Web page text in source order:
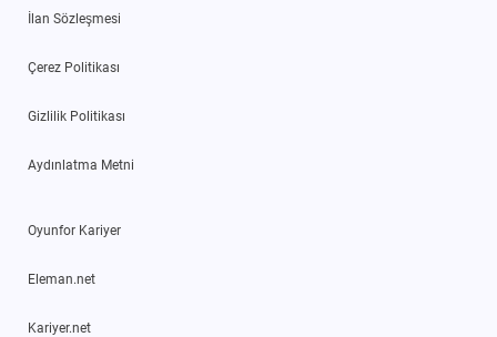
İlan Sözleşmesi
Çerez Politikası
Gizlilik Politikası
Aydınlatma Metni
Oyunfor Kariyer
Eleman.net
Kariyer.net